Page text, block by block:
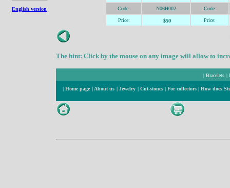
English version Code: N06H002 Code:
Price: $50 Price:
The hint: Click by the mouse on any image will allow to
| Bracelets |
| Home page | About us | Jewelry | Cut-stones | For collectors | How does